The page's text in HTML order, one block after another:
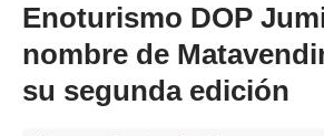
Enoturismo DOP
nombre de
su segunda edición